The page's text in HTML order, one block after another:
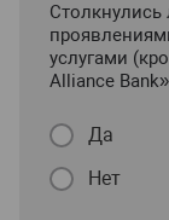
услугами
Alliance
Да
Нет